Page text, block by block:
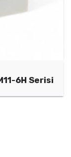
6H Serisi